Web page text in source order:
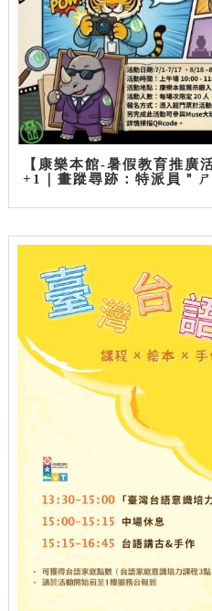
【康樂本館-暑假教育推廣
+1｜畫蹤尋跡：特派員＂